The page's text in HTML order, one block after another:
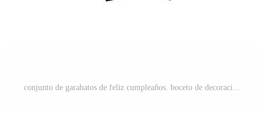
conjunto de garabatos de feliz cumpleaños. boceto de decoración de fiesta, caja de regalo, pastel, sombreros de fiesta. ilustración vectorial dibujada a mano aislada sobre fondo blanco. Vector Gratis y SVG Gratis